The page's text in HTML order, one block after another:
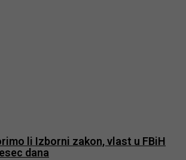
li Izborni zakon, vlast u FBiH
dana